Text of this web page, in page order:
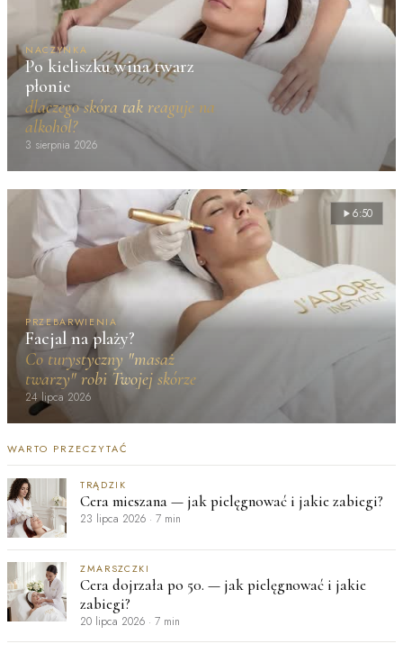
NACZYNKA
Po kieliszku wina twarz
płonie
dlaczego skóra tak reaguje na
alkohol?
3 sierpnia 2026
PRZEBARWIENIA
Facjal na plaży?
Co turystyczny "masaż
twarzy" robi Twojej skórze
24 lipca 2026
6:50
WARTO PRZECZYTAĆ
TRĄDZIK
Cera mieszana — jak pielęgnować i jakie zabiegi?
23 lipca 2026 · 7 min
ZMARSZCZKI
Cera dojrzała po 50. — jak pielęgnować i jakie
zabiegi?
20 lipca 2026 · 7 min